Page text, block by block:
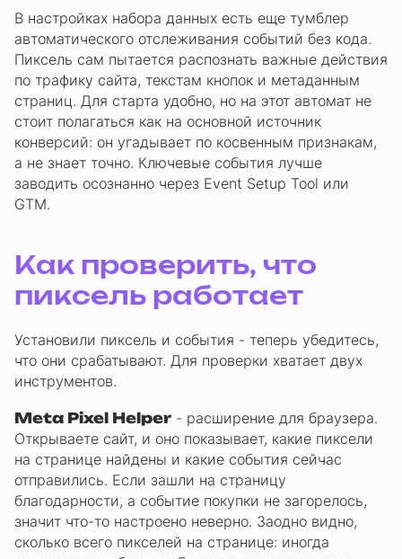
В настройках набора данных есть еще тумблер
автоматического отслеживания событий без кода.
Пиксель сам пытается распознать важные действия
по трафику сайта, текстам кнопок и метаданным
страниц. Для старта удобно, но на этот автомат не
стоит полагаться как на основной источник
конверсий: он угадывает по косвенным признакам,
а не знает точно. Ключевые события лучше
заводить осознанно через Event Setup Tool или
GTM.
Как проверить, что
пиксель работает
Установили пиксель и события - теперь убедитесь,
что они срабатывают. Для проверки хватает двух
инструментов.
Meta Pixel Helper - расширение для браузера.
Открываете сайт, и оно показывает, какие пиксели
на странице найдены и какие события сейчас
отправились. Если зашли на страницу
благодарности, а событие покупки не загорелось,
значит что-то настроено неверно. Заодно видно,
сколько всего пикселей на странице: иногда